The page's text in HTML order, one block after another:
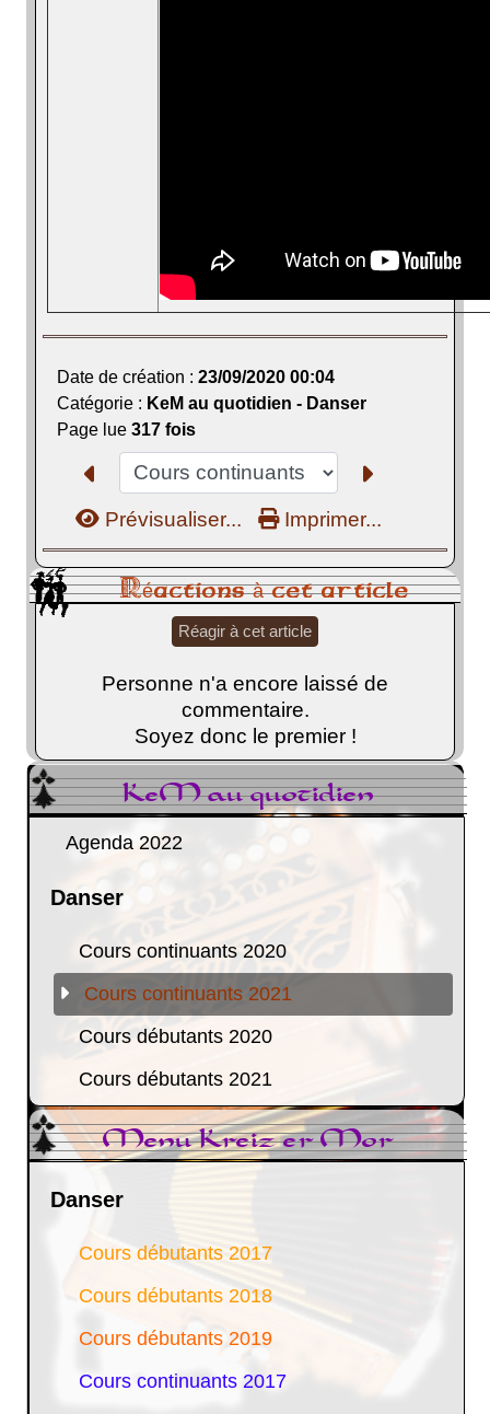
KeM au quotidien
Agenda 2022
Danser
Cours continuants 2020
Cours continuants 2021
Cours débutants 2020
Cours débutants 2021
Menu Kreiz er Mor
Danser
Cours débutants 2017
Cours débutants 2018
Cours débutants 2019
Cours continuants 2017
Date de création : 23/09/2020 00:04
Catégorie : KeM au quotidien - Danser
Page lue 317 fois
Prévisualiser... Imprimer...
Réactions à cet article
Réagir à cet article
Personne n'a encore laissé de
commentaire.
Soyez donc le premier !